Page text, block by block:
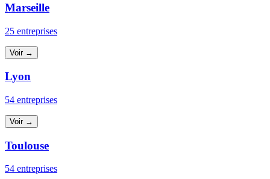
Marseille
25 entreprises
Voir →
Lyon
54 entreprises
Voir →
Toulouse
54 entreprises